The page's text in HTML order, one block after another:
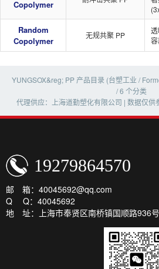
Copolymer
Random
Copolymer
无规共聚 PP
YUNGSOX&reg; PP 产品目录 (台塑工业 /
/ 6 个分类
代理供应：上海道勤塑化有限公司 | 数据仅供
19279864570
邮 箱：40045692@qq.com
Q Q：40045692
地 址：上海市奉贤区南桥镇国顺路936